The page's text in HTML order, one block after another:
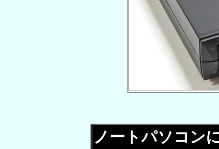
ノートパソコン